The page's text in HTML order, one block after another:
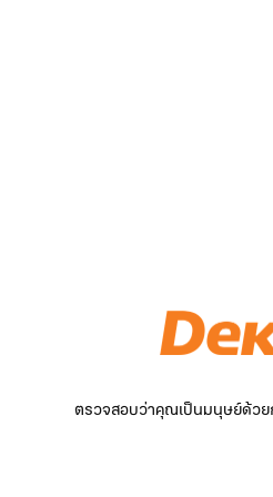
ตรวจสอบว่าคุณเป็นมนุษย์ด้วย